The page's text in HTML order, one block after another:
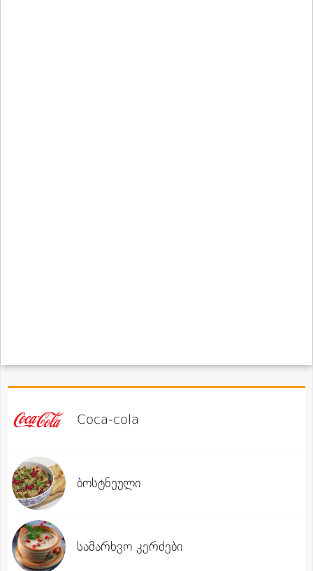
Coca-cola
ბოსტნეული
სამარხვო კერძები